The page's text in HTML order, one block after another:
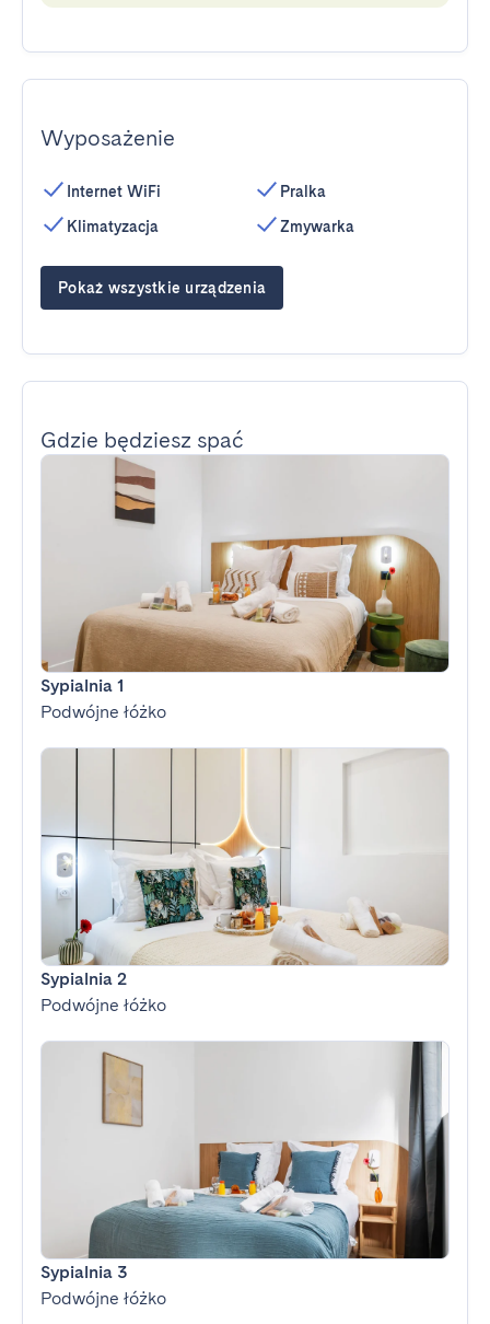
Wyposażenie
Internet WiFi
Klimatyzacja
Pralka
Zmywarka
Pokaż wszystkie urządzenia
Gdzie będziesz spać
Sypialnia 1
Podwójne łóżko
Sypialnia 2
Podwójne łóżko
Sypialnia 3
Podwójne łóżko